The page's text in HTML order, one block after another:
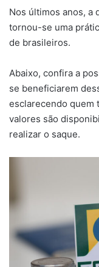
Nos últimos anos, a
tornou-se uma
de brasileiros.
Abaixo, confira a
se beneficiarem
esclarecendo quem
valores são
realizar o saque.